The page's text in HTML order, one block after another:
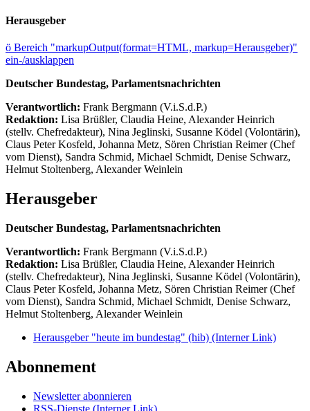
Herausgeber
ö Bereich "markupOutput(format=HTML, markup=Herausgeber)"
ein-/ausklappen
Deutscher Bundestag, Parlamentsnachrichten
Verantwortlich: Frank Bergmann (V.i.S.d.P.)
Redaktion: Lisa Brüßler, Claudia Heine, Alexander Heinrich
(stellv. Chefredakteur), Nina Jeglinski, Susanne Ködel (Volontärin),
Claus Peter Kosfeld, Johanna Metz, Sören Christian Reimer (Chef
vom Dienst), Sandra Schmid, Michael Schmidt, Denise Schwarz,
Helmut Stoltenberg, Alexander Weinlein
Herausgeber
Deutscher Bundestag, Parlamentsnachrichten
Verantwortlich: Frank Bergmann (V.i.S.d.P.)
Redaktion: Lisa Brüßler, Claudia Heine, Alexander Heinrich
(stellv. Chefredakteur), Nina Jeglinski, Susanne Ködel (Volontärin),
Claus Peter Kosfeld, Johanna Metz, Sören Christian Reimer (Chef
vom Dienst), Sandra Schmid, Michael Schmidt, Denise Schwarz,
Helmut Stoltenberg, Alexander Weinlein
Herausgeber "heute im bundestag" (hib) (Interner Link)
Abonnement
Newsletter abonnieren
RSS-Dienste (Interner Link)